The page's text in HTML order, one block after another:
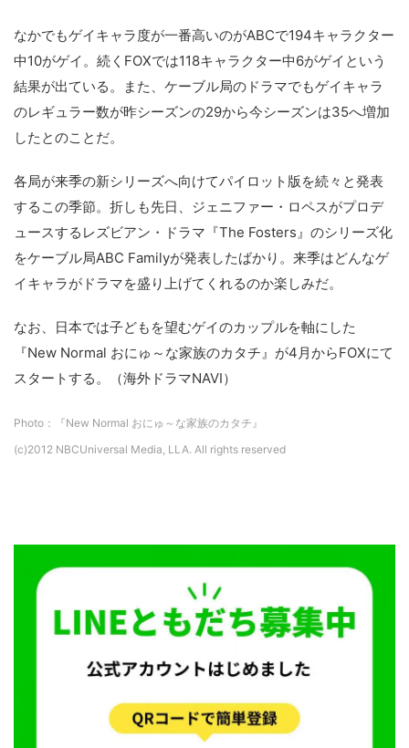
なかでもゲイキャラ度が一番高いのがABCで194キャラクター
中10がゲイ。続くFOXでは118キャラクター中6がゲイという
結果が出ている。また、ケーブル局のドラマでもゲイキャラ
のレギュラー数が昨シーズンの29から今シーズンは35へ増加
したとのことだ。
各局が来季の新シリーズへ向けてパイロット版を続々と発表
するこの季節。折しも先日、ジェニファー・ロペスがプロデ
ュースするレズビアン・ドラマ『The Fosters』のシリーズ化
をケーブル局ABC Familyが発表したばかり。来季はどんなゲ
イキャラがドラマを盛り上げてくれるのか楽しみだ。
なお、日本では子どもを望むゲイのカップルを軸にした
『New Normal おにゅ～な家族のカタチ』が4月からFOXにて
スタートする。（海外ドラマNAVI）
Photo：『New Normal おにゅ～な家族のカタチ』
(c)2012 NBCUniversal Media, LLA. All rights reserved